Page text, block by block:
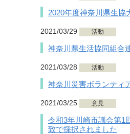
2020年度神奈川県生協
2021/03/29 活動
神奈川県生活協同組合
2021/03/28 活動
神奈川災害ボランティ
2021/03/25 意見
令和3年川崎市議会第1
致で採択されました